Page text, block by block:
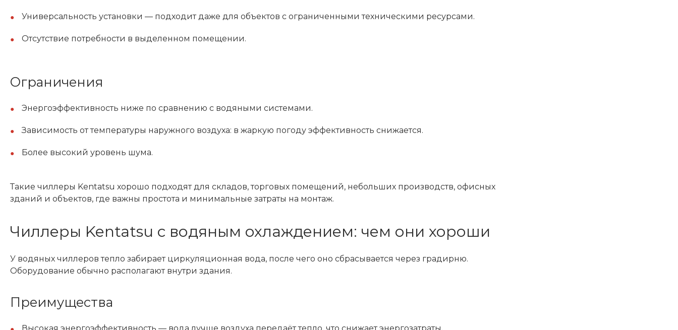
Универсальность установки — подходит даже для объектов с ограниченными техническими ресурсами.
Отсутствие потребности в выделенном помещении.
Ограничения
Энергоэффективность ниже по сравнению с водяными системами.
Зависимость от температуры наружного воздуха: в жаркую погоду эффективность снижается.
Более высокий уровень шума.
Такие чиллеры Kentatsu хорошо подходят для складов, торговых помещений, небольших производств, офисных
зданий и объектов, где важны простота и минимальные затраты на монтаж.
Чиллеры Kentatsu с водяным охлаждением: чем они хороши
У водяных чиллеров тепло забирает циркуляционная вода, после чего оно сбрасывается через градирню.
Оборудование обычно располагают внутри здания.
Преимущества